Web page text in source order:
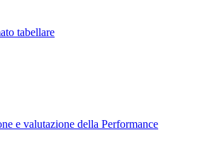
tabellare
e valutazione della Performance